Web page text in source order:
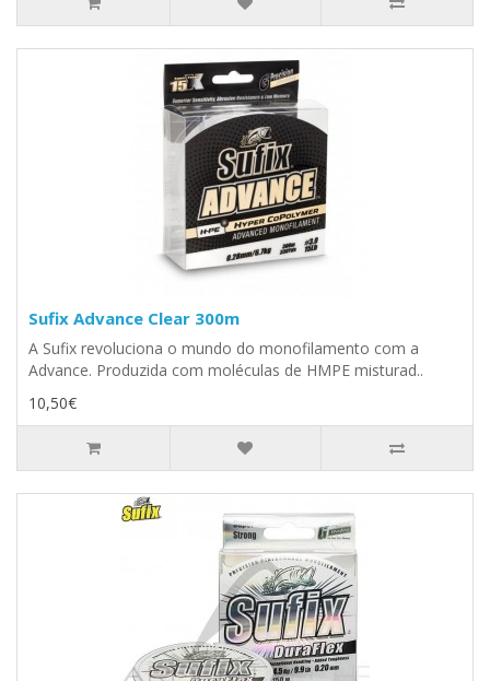
Sufix Advance Clear 300m
A Sufix revoluciona o mundo do monofilamento com a
Advance. Produzida com moléculas de HMPE misturad..
10,50€